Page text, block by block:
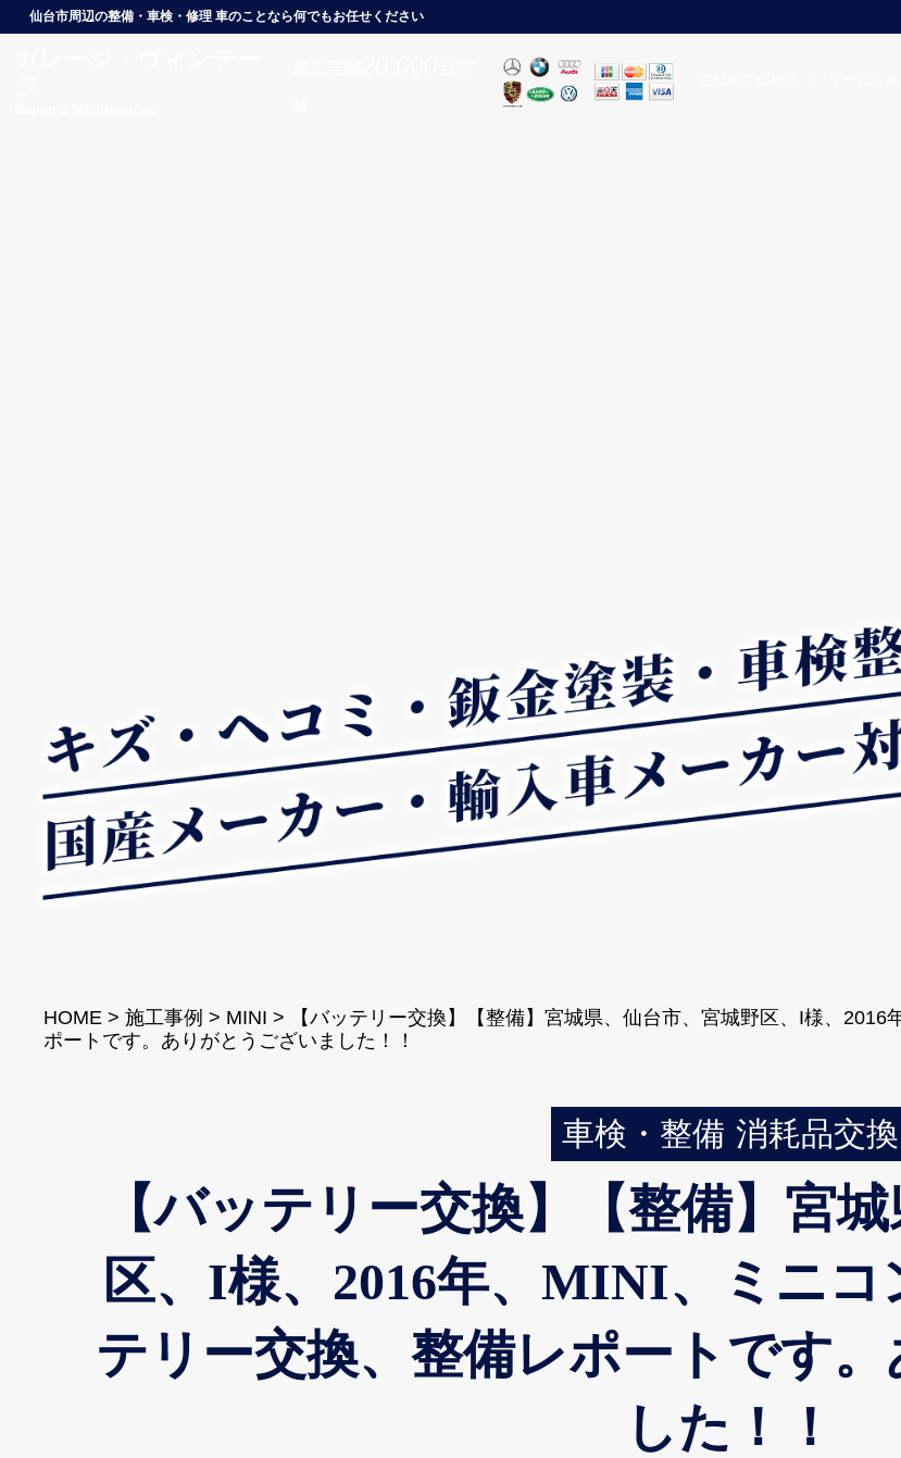
仙台市周辺の整備・車検・修理 車のことなら何でもお任せください
HOME >施工事例 > MINI >
【バッテリー交換】【整備】宮城県、仙台市、宮城野区、I様、
ポートです。ありがとうございました！！
車検・整備 消耗品交換
【バッテリー交換】【整備】宮
区、I様、2016年、MINI、ミニ
テリー交換、整備レポートです
した！！